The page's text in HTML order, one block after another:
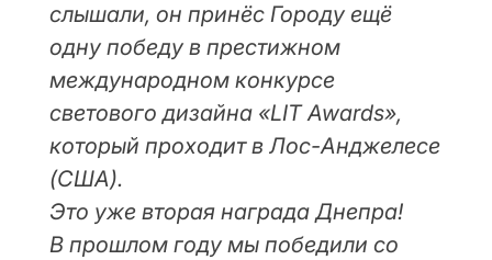
слышали, он принёс Городу ещё
одну победу в престижном
международном конкурсе
светового дизайна «LIT Awards»,
который проходит в Лос-Анджелесе
(США).
Это уже вторая награда Днепра!
В прошлом году мы победили со